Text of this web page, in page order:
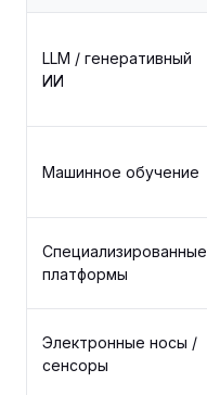
LLM / генеративный
ИИ
Машинное обучение
Специализированные
платформы
Электронные носы /
сенсоры